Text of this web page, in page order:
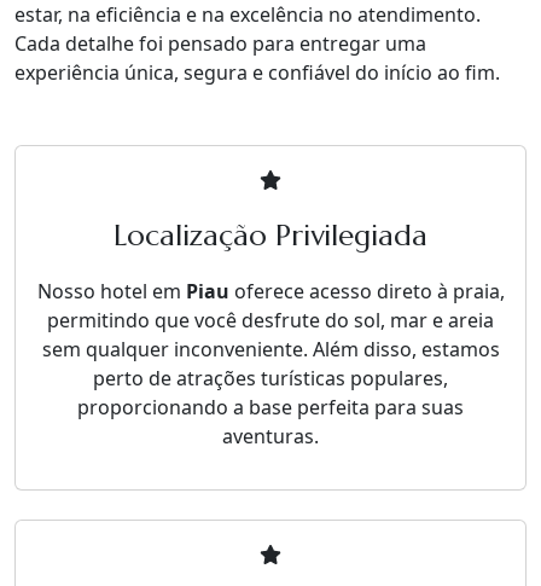
estar, na eficiência e na excelência no atendimento.
Cada detalhe foi pensado para entregar uma
experiência única, segura e confiável do início ao fim.
Localização Privilegiada
Nosso hotel em Piau oferece acesso direto à praia,
permitindo que você desfrute do sol, mar e areia
sem qualquer inconveniente. Além disso, estamos
perto de atrações turísticas populares,
proporcionando a base perfeita para suas
aventuras.